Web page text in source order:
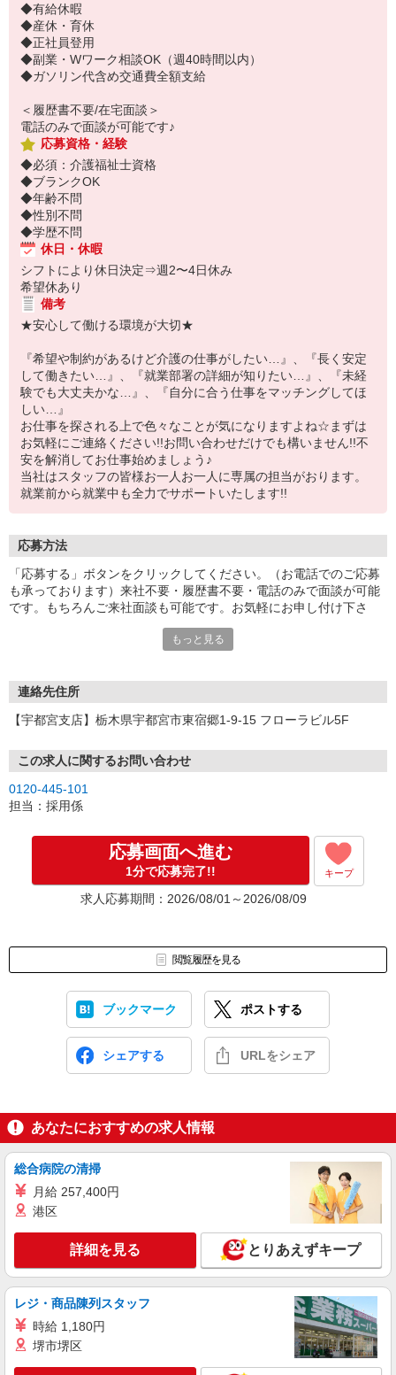
◆有給休暇
◆産休・育休
◆正社員登用
◆副業・Wワーク相談OK（週40時間以内）
◆ガソリン代含め交通費全額支給
＜履歴書不要/在宅面談＞
電話のみで面談が可能です♪
応募資格・経験
◆必須：介護福祉士資格
◆ブランクOK
◆年齢不問
◆性別不問
◆学歴不問
休日・休暇
シフトにより休日決定⇒週2〜4日休み
希望休あり
備考
★安心して働ける環境が大切★
『希望や制約があるけど介護の仕事がしたい…』、『長く安定
して働きたい…』、『就業部署の詳細が知りたい…』、『未経
験でも大丈夫かな…』、『自分に合う仕事をマッチングしてほ
しい…』
お仕事を探される上で色々なことが気になりますよね☆まずは
お気軽にご連絡ください!!お問い合わせだけでも構いません!!不
安を解消してお仕事始めましょう♪
当社はスタッフの皆様お一人お一人に専属の担当がおります。
就業前から就業中も全力でサポートいたします!!
応募方法
「応募する」ボタンをクリックしてください。（お電話でのご応募
も承っております）来社不要・履歴書不要・電話のみで面談が可能
です。もちろんご来社面談も可能です。お気軽にお申し付け下さ
もっと見る
連絡先住所
【宇都宮支店】栃木県宇都宮市東宿郷1-9-15 フローラビル5F
この求人に関するお問い合わせ
0120-445-101
担当：採用係
応募画面へ進む
1分で応募完了!! キープ
求人応募期間：2026/08/01～2026/08/09
閲覧履歴を見る
ブックマーク ポストする
シェアする URLをシェア
あなたにおすすめの求人情報
総合病院の清掃
月給 257,400円
港区
詳細を見る とりあえずキープ
レジ・商品陳列スタッフ
時給 1,180円
堺市堺区